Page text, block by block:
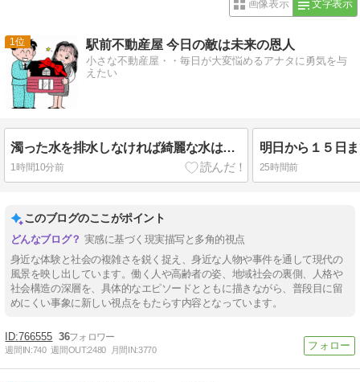
画像表示 文字表示
1 駅前不動産屋 今日の敵は未来の恩人
小さな不動産屋・・毎日が大変悩めるアナタに勇気を与
えたい
濁った水を排水しなければ綺麗な水は入って来ない
1時間10分前
明日から１５日
25時間前
このブログのここがポイント
実感に基づく現実描写と多角的視点
身近な体験と社会の複雑さを鋭く捉え、身近な人物や事件を通して現代の
風景を映し出しています。働く人や高齢者の姿、地域社会の裏側、人格や
社会構造の深層を、具体的なエピソードとともに描きながら、普段目に留
めにくい事象に新しい視点をもたらす内容となっています。
766555 36
週間IN:740 週間OUT:2480 月間IN:3770